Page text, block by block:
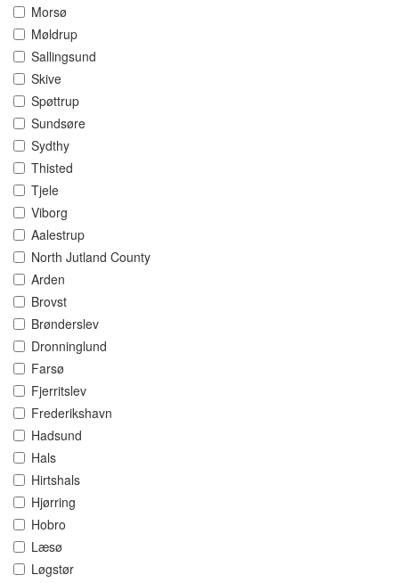
Morsø
Møldrup
Sallingsund
Skive
Spøttrup
Sundsøre
Sydthy
Thisted
Tjele
Viborg
Aalestrup
North Jutland County
Arden
Brovst
Brønderslev
Dronninglund
Farsø
Fjerritslev
Frederikshavn
Hadsund
Hals
Hirtshals
Hjørring
Hobro
Læsø
Løgstør